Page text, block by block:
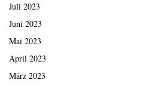
Juli 2023
Juni 2023
Mai 2023
April 2023
März 2023